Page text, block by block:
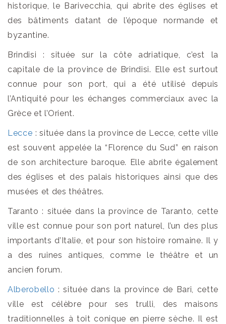
historique, le Barivecchia, qui abrite des églises et
des bâtiments datant de l’époque normande et
byzantine.
Brindisi : située sur la côte adriatique, c’est la
capitale de la province de Brindisi. Elle est surtout
connue pour son port, qui a été utilisé depuis
l’Antiquité pour les échanges commerciaux avec la
Grèce et l’Orient.
Lecce : située dans la province de Lecce, cette ville
est souvent appelée la “Florence du Sud” en raison
de son architecture baroque. Elle abrite également
des églises et des palais historiques ainsi que des
musées et des théâtres.
Taranto : située dans la province de Taranto, cette
ville est connue pour son port naturel, l’un des plus
importants d’Italie, et pour son histoire romaine. Il y
a des ruines antiques, comme le théâtre et un
ancien forum.
Alberobello : située dans la province de Bari, cette
ville est célèbre pour ses trulli, des maisons
traditionnelles à toit conique en pierre sèche. Il est